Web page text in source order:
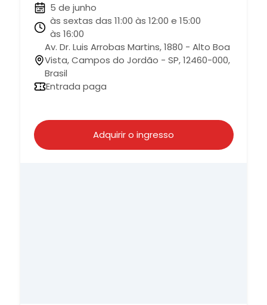
5 de junho
às sextas das 11:00 às 12:00 e 15:00
às 16:00
Av. Dr. Luis Arrobas Martins, 1880 - Alto Boa
Vista, Campos do Jordão - SP, 12460-000,
Brasil
Entrada paga
Adquirir o ingresso